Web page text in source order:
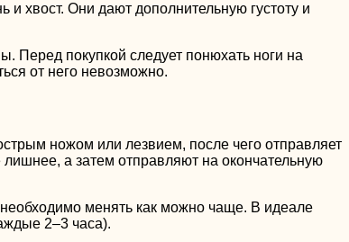
и хвост. Они дают дополнительную густоту и
Перед покупкой следует понюхать ноги на
от него невозможно.
ножом или лезвием, после чего отправляет
лишнее, а затем отправляют на окончательную
менять как можно чаще. В идеале
2–3 часа).